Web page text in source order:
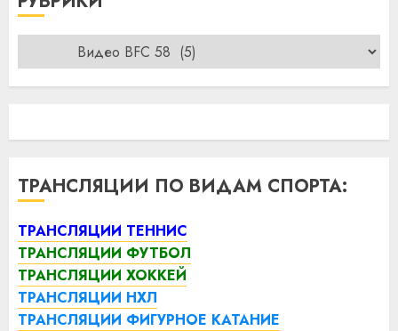
ТРАНСЛЯЦИИ ПО ВИДАМ СПОРТА:
ТРАНСЛЯЦИИ ТЕННИС
ТРАНСЛЯЦИИ ФУТБОЛ
ТРАНСЛЯЦИИ ХОККЕЙ
ТРАНСЛЯЦИИ НХЛ
ТРАНСЛЯЦИИ ФИГУРНОЕ КАТАНИЕ